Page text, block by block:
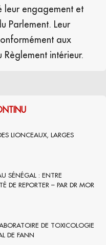
leur engagement et
Parlement. Leur
aux
intérieur.
LIONCEAUX, LARGES
SÉNÉGAL : ENTRE
DE REPORTER – PAR DR MOR
DE TOXICOLOGIE
DE FANN